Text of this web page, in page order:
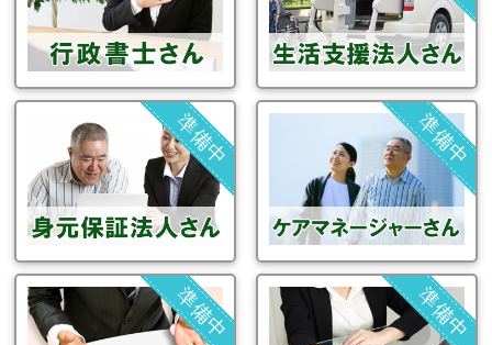
準備中 準備中
準備中 準備中